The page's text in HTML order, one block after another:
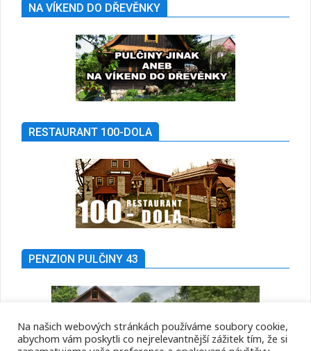
NA VÍKEND DO DŘEVĚNKY
RESTAURANT 100-DOLA
PENZION PULČINY 43
Na našich webových stránkách používáme soubory cookie,
abychom vám poskytli co nejrelevantnější zážitek tím, že si